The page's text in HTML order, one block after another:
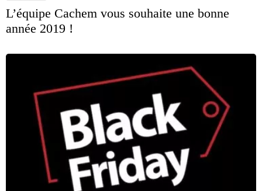
L’équipe Cachem vous souhaite une bonne
année 2019 !